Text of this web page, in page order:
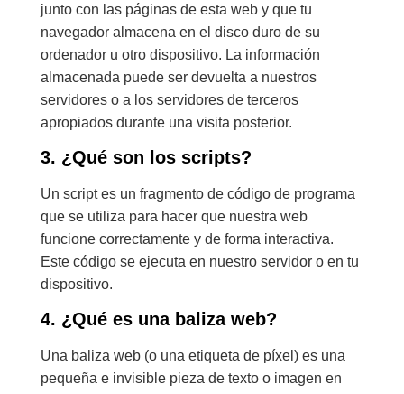
junto con las páginas de esta web y que tu
navegador almacena en el disco duro de su
ordenador u otro dispositivo. La información
almacenada puede ser devuelta a nuestros
servidores o a los servidores de terceros
apropiados durante una visita posterior.
3. ¿Qué son los scripts?
Un script es un fragmento de código de programa
que se utiliza para hacer que nuestra web
funcione correctamente y de forma interactiva.
Este código se ejecuta en nuestro servidor o en tu
dispositivo.
4. ¿Qué es una baliza web?
Una baliza web (o una etiqueta de píxel) es una
pequeña e invisible pieza de texto o imagen en